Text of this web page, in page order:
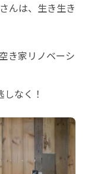
んは、生き生き
き家リノベーシ
なく！